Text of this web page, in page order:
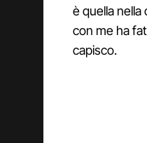
è quella nella
con me ha
capisco.